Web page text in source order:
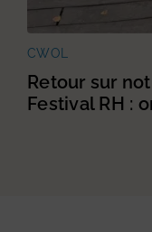
CWOL
Retour sur
Festival RH :